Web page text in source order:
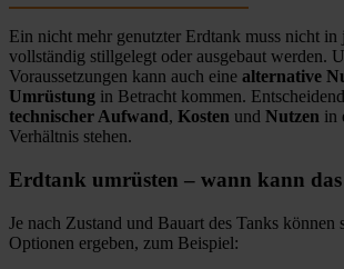
Ein nicht mehr genutzter Erdtank muss nicht in
vollständig stillgelegt oder ausgebaut werden.
Voraussetzungen kann auch eine alternative
Umrüstung in Betracht kommen.
technischer Aufwand, Kosten und Nutzen in
Verhältnis stehen.
Erdtank umrüsten – wann kann das
Je nach Zustand und Bauart des Tanks können
Optionen ergeben, zum Beispiel: